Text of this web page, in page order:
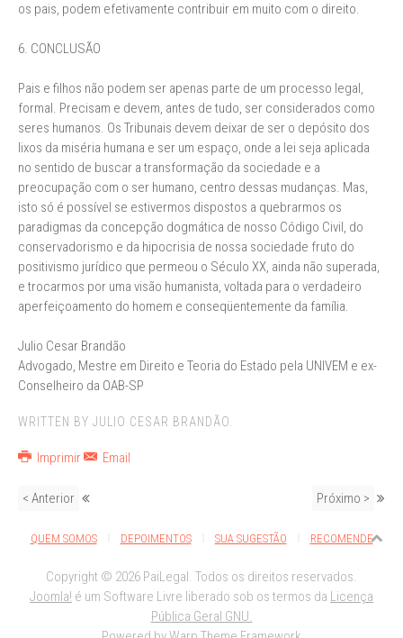
os pais, podem efetivamente contribuir em muito com o direito.
6. CONCLUSÃO
Pais e filhos não podem ser apenas parte de um processo legal,
formal. Precisam e devem, antes de tudo, ser considerados como
seres humanos. Os Tribunais devem deixar de ser o depósito dos
lixos da miséria humana e ser um espaço, onde a lei seja aplicada
no sentido de buscar a transformação da sociedade e a
preocupação com o ser humano, centro dessas mudanças. Mas,
isto só é possível se estivermos dispostos a quebrarmos os
paradigmas da concepção dogmática de nosso Código Civil, do
conservadorismo e da hipocrisia de nossa sociedade fruto do
positivismo jurídico que permeou o Século XX, ainda não superada,
e trocarmos por uma visão humanista, voltada para o verdadeiro
aperfeiçoamento do homem e conseqüentemente da família.
Julio Cesar Brandão
Advogado, Mestre em Direito e Teoria do Estado pela UNIVEM e ex-
Conselheiro da OAB-SP
WRITTEN BY JULIO CESAR BRANDÃO.
Imprimir Email
< Anterior Próximo >
QUEM SOMOS DEPOIMENTOS SUA SUGESTÃO RECOMENDE
Copyright © 2026 PaiLegal. Todos os direitos reservados.
Joomla! é um Software Livre liberado sob os termos da Licença
Pública Geral GNU.